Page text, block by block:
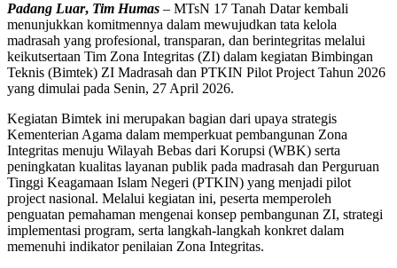
Padang Luar, Tim Humas – MTsN 17 Tanah Datar kembali
menunjukkan komitmennya dalam mewujudkan tata kelola
madrasah yang profesional, transparan, dan berintegritas melalui
keikutsertaan Tim Zona Integritas (ZI) dalam kegiatan Bimbingan
Teknis (Bimtek) ZI Madrasah dan PTKIN Pilot Project Tahun 2026
yang dimulai pada Senin, 27 April 2026.
Kegiatan Bimtek ini merupakan bagian dari upaya strategis
Kementerian Agama dalam memperkuat pembangunan Zona
Integritas menuju Wilayah Bebas dari Korupsi (WBK) serta
peningkatan kualitas layanan publik pada madrasah dan Perguruan
Tinggi Keagamaan Islam Negeri (PTKIN) yang menjadi pilot
project nasional. Melalui kegiatan ini, peserta memperoleh
penguatan pemahaman mengenai konsep pembangunan ZI, strategi
implementasi program, serta langkah-langkah konkret dalam
memenuhi indikator penilaian Zona Integritas.